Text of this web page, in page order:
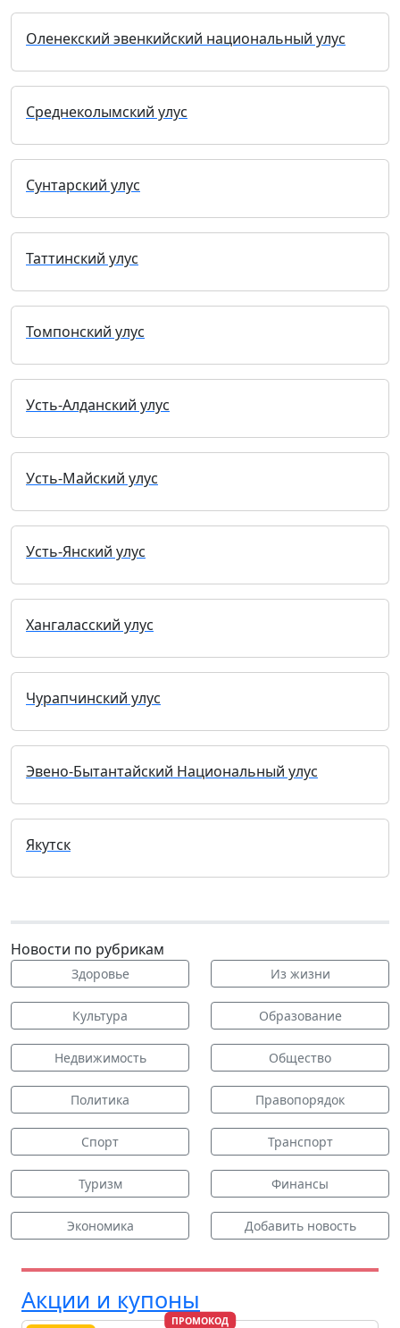
Оленекский эвенкийский национальный улус
Среднеколымский улус
Сунтарский улус
Таттинский улус
Томпонский улус
Усть-Алданский улус
Усть-Майский улус
Усть-Янский улус
Хангаласский улус
Чурапчинский улус
Эвено-Бытантайский Национальный улус
Якутск
Новости по рубрикам
Здоровье Из жизни
Культура Образование
Недвижимость Общество
Политика Правопорядок
Спорт Транспорт
Туризм Финансы
Экономика Добавить новость
Акции и купоны
ПРОМОКОД